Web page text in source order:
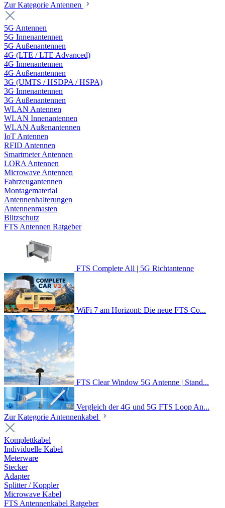
Zur Kategorie Antennen
5G Antennen
5G Innenantennen
5G Außenantennen
4G (LTE / LTE Advanced)
4G Innenantennen
4G Außenantennen
3G (UMTS / HSDPA / HSPA)
3G Innenantennen
3G Außenantennen
WLAN Antennen
WLAN Innenantennen
WLAN Außenantennen
IoT Antennen
RFID Antennen
Smartmeter Antennen
LORA Antennen
Microwave Antennen
Fahrzeugantennen
Montagematerial
Antennenhalterungen
Antennenmasten
Blitzschutz
FTS Antennen Ratgeber
FTS Complete All | 5G Richtantenne
WiFi 7 am Horizont: Die neue FTS Co...
FTS Clear Window 5G Antenne | Stand...
Vergleich der 4G und 5G FTS Loop An...
Zur Kategorie Antennenkabel
Komplettkabel
Individuelle Kabel
Meterware
Stecker
Adapter
Splitter / Koppler
Microwave Kabel
FTS Antennenkabel Ratgeber